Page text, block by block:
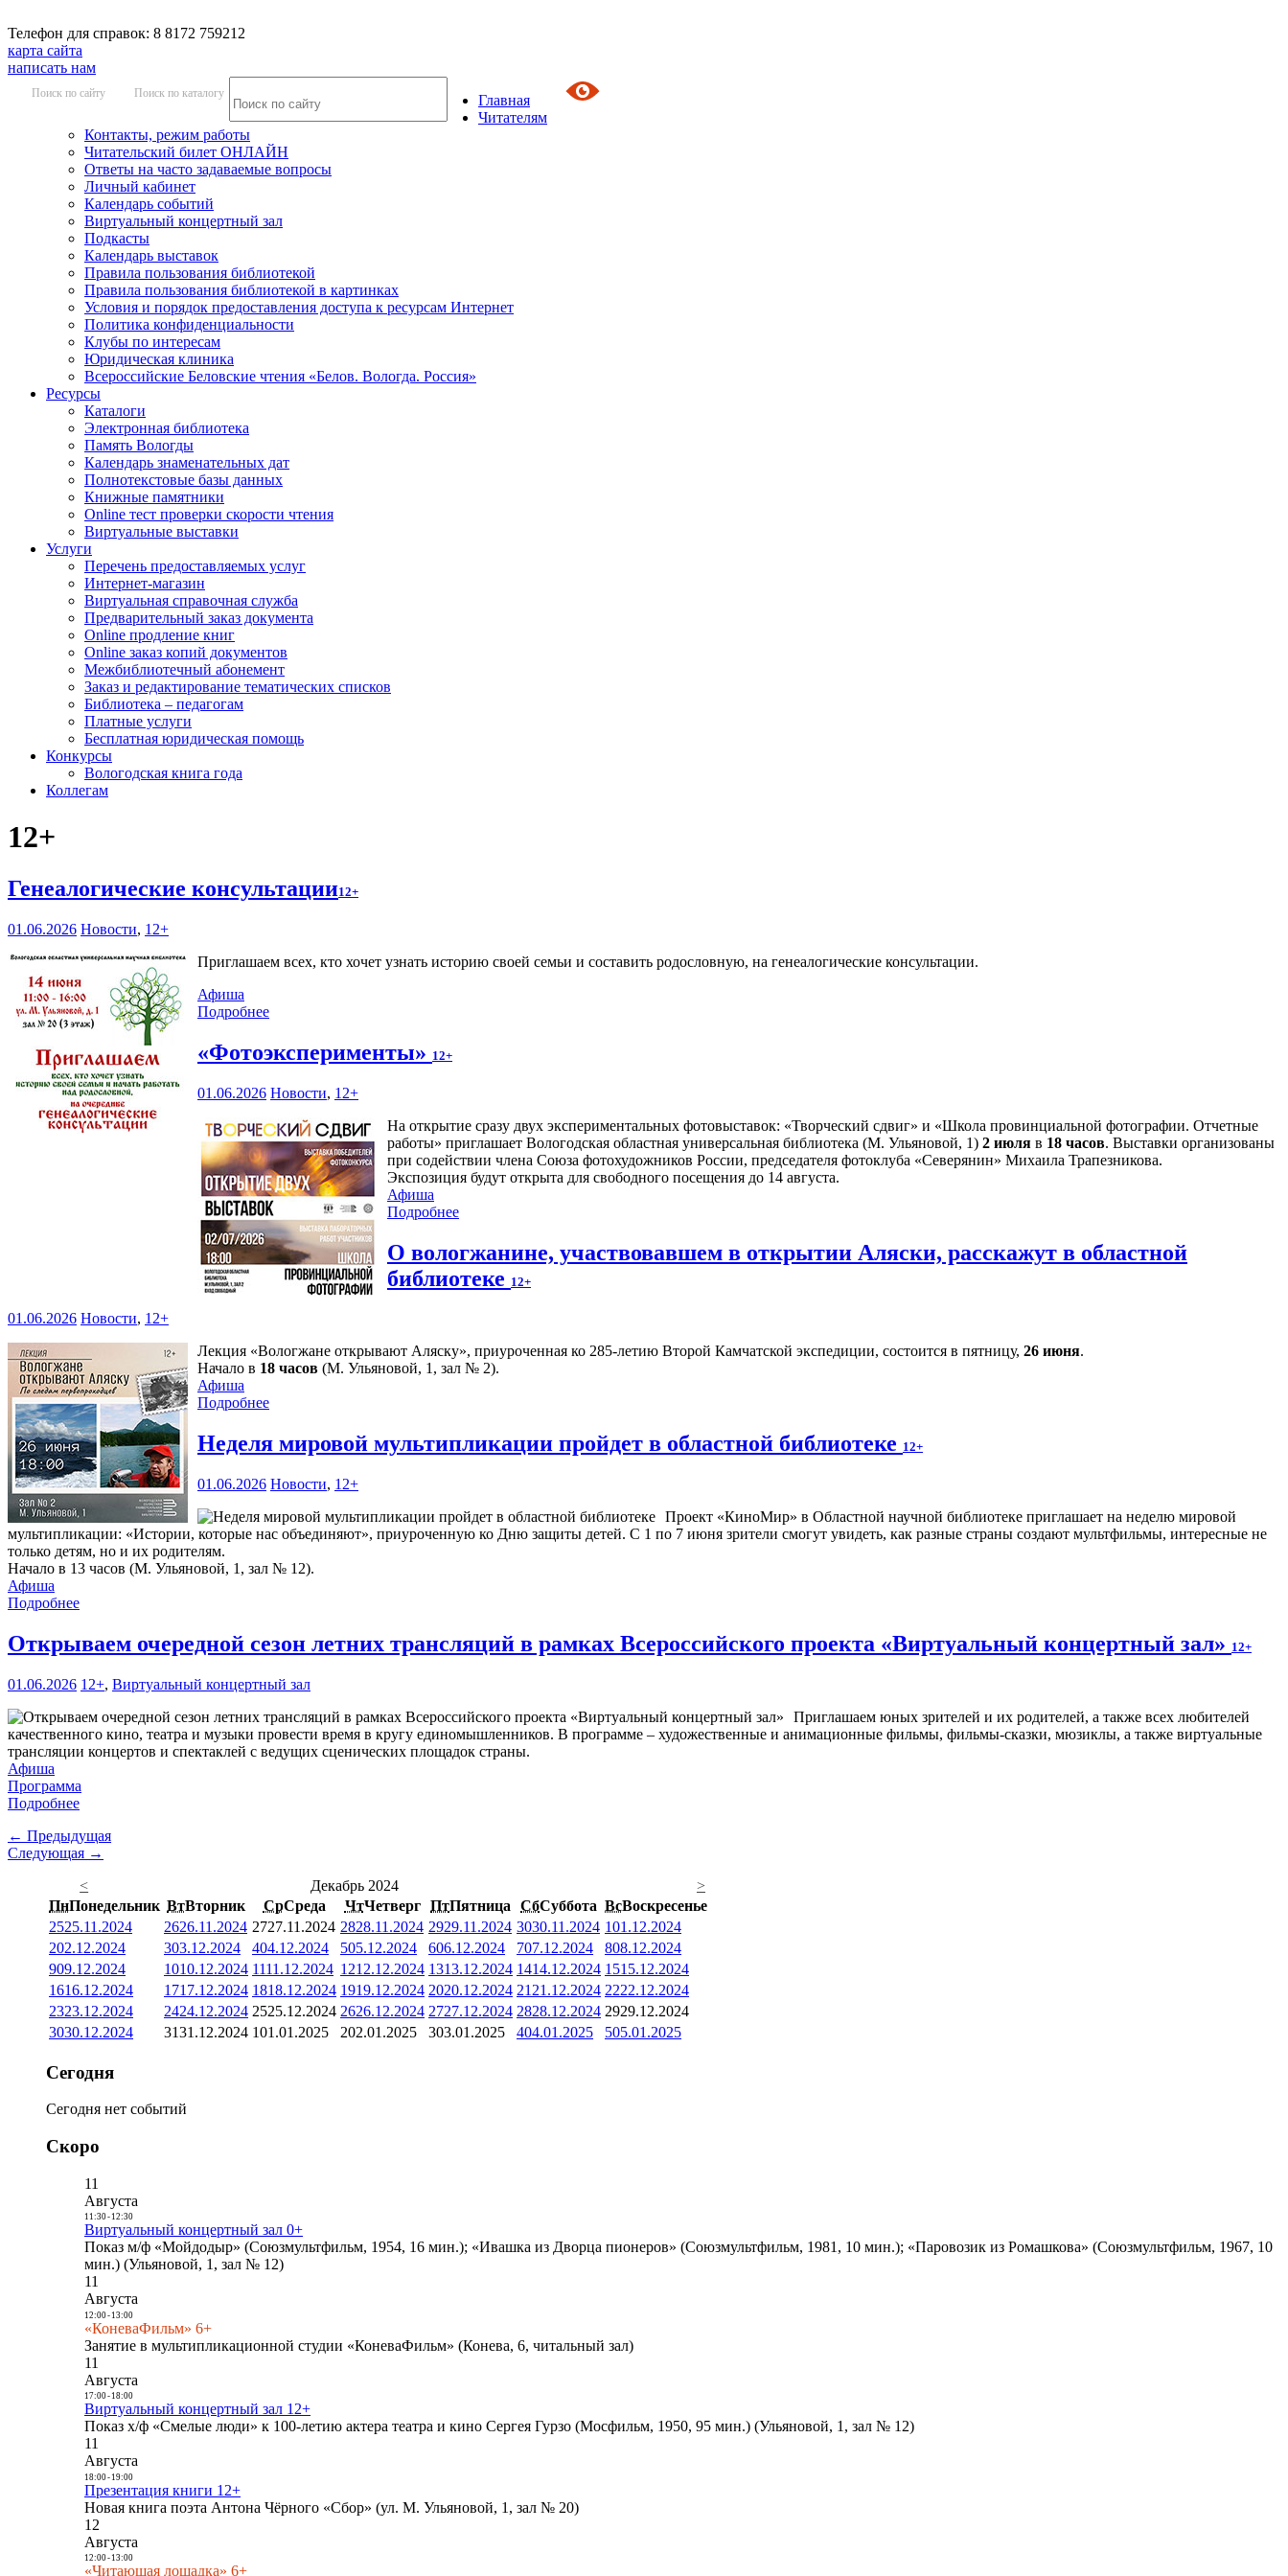
Телефон для справок: 8 8172 759212
карта сайта
написать нам
Поиск по сайту Поиск по каталогу
Главная
Читателям
Контакты, режим работы
Читательский билет ОНЛАЙН
Ответы на часто задаваемые вопросы
Личный кабинет
Календарь событий
Виртуальный концертный зал
Подкасты
Календарь выставок
Правила пользования библиотекой
Правила пользования библиотекой в картинках
Условия и порядок предоставления доступа к ресурсам Интернет
Политика конфиденциальности
Клубы по интересам
Юридическая клиника
Всероссийские Беловские чтения «Белов. Вологда. Россия»
Ресурсы
Каталоги
Электронная библиотека
Память Вологды
Календарь знаменательных дат
Полнотекстовые базы данных
Книжные памятники
Online тест проверки скорости чтения
Виртуальные выставки
Услуги
Перечень предоставляемых услуг
Интернет-магазин
Виртуальная справочная служба
Предварительный заказ документа
Online продление книг
Online заказ копий документов
Межбиблиотечный абонемент
Заказ и редактирование тематических списков
Библиотека – педагогам
Платные услуги
Бесплатная юридическая помощь
Конкурсы
Вологодская книга года
Коллегам
12+
Генеалогические консультации12+
01.06.2026 Новости, 12+
Приглашаем всех, кто хочет узнать историю своей семьи и составить родословную, на генеалогические консультации.
Афиша
Подробнее
«Фотоэксперименты» 12+
01.06.2026 Новости, 12+
На открытие сразу двух экспериментальных фотовыставок: «Творческий сдвиг» и «Школа провинциальной фотографии. Отчетные
работы» приглашает Вологодская областная универсальная библиотека (М. Ульяновой, 1) 2 июля в 18 часов. Выставки организованы
при содействии члена Союза фотохудожников России, председателя фотоклуба «Северянин» Михаила Трапезникова.
Экспозиция будут открыта для свободного посещения до 14 августа.
Афиша
Подробнее
О вологжанине, участвовавшем в открытии Аляски, расскажут в областной
библиотеке 12+
01.06.2026 Новости, 12+
Лекция «Вологжане открывают Аляску», приуроченная ко 285-летию Второй Камчатской экспедиции, состоится в пятницу, 26 июня.
Начало в 18 часов (М. Ульяновой, 1, зал № 2).
Афиша
Подробнее
Неделя мировой мультипликации пройдет в областной библиотеке 12+
01.06.2026 Новости, 12+
Проект «КиноМир» в Областной научной библиотеке приглашает на неделю мировой
мультипликации: «Истории, которые нас объединяют», приуроченную ко Дню защиты детей. С 1 по 7 июня зрители смогут увидеть, как разные страны создают мультфильмы, интересные не
только детям, но и их родителям.
Начало в 13 часов (М. Ульяновой, 1, зал № 12).
Афиша
Подробнее
Открываем очередной сезон летних трансляций в рамках Всероссийского проекта «Виртуальный концертный зал» 12+
01.06.2026 12+, Виртуальный концертный зал
Приглашаем юных зрителей и их родителей, а также всех любителей
качественного кино, театра и музыки провести время в кругу единомышленников. В программе – художественные и анимационные фильмы, фильмы-сказки, мюзиклы, а также виртуальные
трансляции концертов и спектаклей с ведущих сценических площадок страны.
Афиша
Программа
Подробнее
← Предыдущая
Следующая →
<
Декабрь 2024
>
ПнПонедельник ВтВторник СрСреда ЧтЧетверг ПтПятница СбСуббота ВсВоскресенье
2525.11.2024 2626.11.2024 2727.11.2024 2828.11.2024 2929.11.2024 3030.11.2024 101.12.2024
202.12.2024 303.12.2024 404.12.2024 505.12.2024 606.12.2024 707.12.2024 808.12.2024
909.12.2024 1010.12.2024 1111.12.2024 1212.12.2024 1313.12.2024 1414.12.2024 1515.12.2024
1616.12.2024 1717.12.2024 1818.12.2024 1919.12.2024 2020.12.2024 21 21.12.2024 2222.12.2024
2323.12.2024 2424.12.2024 2525.12.2024 2626.12.2024 2727.12.2024 2828.12.2024 2929.12.2024
3030.12.2024 3131.12.2024 101.01.2025 202.01.2025 303.01.2025 404.01.2025 505.01.2025
Сегодня
Сегодня нет событий
Скоро
11
Августа
11:30- 12:30
Виртуальный концертный зал 0+
Показ м/ф «Мойдодыр» (Союзмультфильм, 1954, 16 мин.); «Ивашка из Дворца пионеров» (Союзмультфильм, 1981, 10 мин.); «Паровозик из Ромашкова» (Союзмультфильм, 1967, 10
мин.) (Ульяновой, 1, зал № 12)
11
Августа
12:00- 13:00
«КоневаФильм» 6+
Занятие в мультипликационной студии «КоневаФильм» (Конева, 6, читальный зал)
11
Августа
17:00- 18:00
Виртуальный концертный зал 12+
Показ х/ф «Смелые люди» к 100-летию актера театра и кино Сергея Гурзо (Мосфильм, 1950, 95 мин.) (Ульяновой, 1, зал № 12)
11
Августа
18:00- 19:00
Презентация книги 12+
Новая книга поэта Антона Чёрного «Сбор» (ул. М. Ульяновой, 1, зал № 20)
12
Августа
12:00- 13:00
«Читающая лошадка» 6+